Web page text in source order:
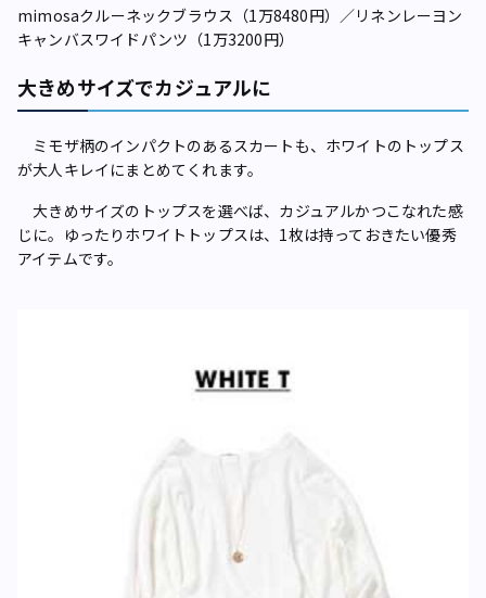
mimosaクルーネックブラウス（1万8480円）／リネンレーヨン
キャンバスワイドパンツ（1万3200円）
大きめサイズでカジュアルに
ミモザ柄のインパクトのあるスカートも、ホワイトのトップス
が大人キレイにまとめてくれます。
大きめサイズのトップスを選べば、カジュアルかつこなれた感
じに。ゆったりホワイトトップスは、1枚は持っておきたい優秀
アイテムです。